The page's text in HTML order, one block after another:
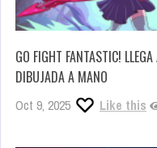
GO FIGHT FANTASTIC!
DIBUJADA A MANO
Oct 9, 2025 Like this